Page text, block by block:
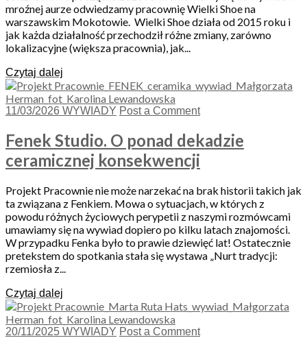
mroźnej aurze odwiedzamy pracownię Wielki Shoe na
warszawskim Mokotowie. Wielki Shoe działa od 2015 roku i
jak każda działalność przechodził różne zmiany, zarówno
lokalizacyjne (większa pracownia), jak...
Czytaj dalej
11/03/2026 WYWIADY Post a Comment
Fenek Studio. O ponad dekadzie
ceramicznej konsekwencji
Projekt Pracownie nie może narzekać na brak historii takich jak
ta związana z Fenkiem. Mowa o sytuacjach, w których z
powodu różnych życiowych perypetii z naszymi rozmówcami
umawiamy się na wywiad dopiero po kilku latach znajomości.
W przypadku Fenka było to prawie dziewięć lat! Ostatecznie
pretekstem do spotkania stała się wystawa „Nurt tradycji:
rzemiosła z...
Czytaj dalej
20/11/2025 WYWIADY Post a Comment